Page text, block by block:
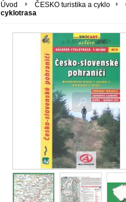
Úvod ČESKO turistika a cyklo
cyklotrasa